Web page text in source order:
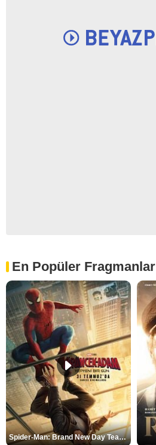
En Popüler Fragmanlar
Spider-Man: Brand New Day Teaser